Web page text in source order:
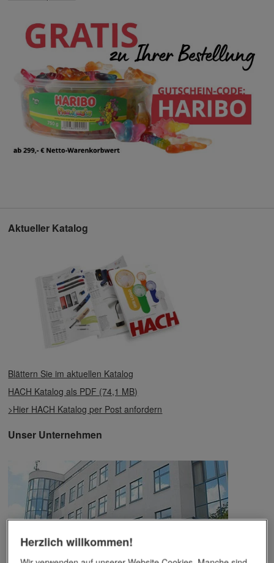
Aktueller Katalog
Blättern Sie im aktuellen Katalog
HACH Katalog als PDF (74,1 MB)
>Hier HACH Katalog per Post anfordern
Unser Unternehmen
Herzlich willkommen!